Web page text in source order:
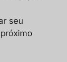
seu